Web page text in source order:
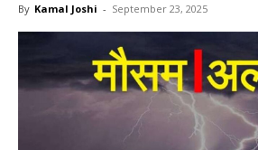
By Kamal Joshi - September 23, 2025